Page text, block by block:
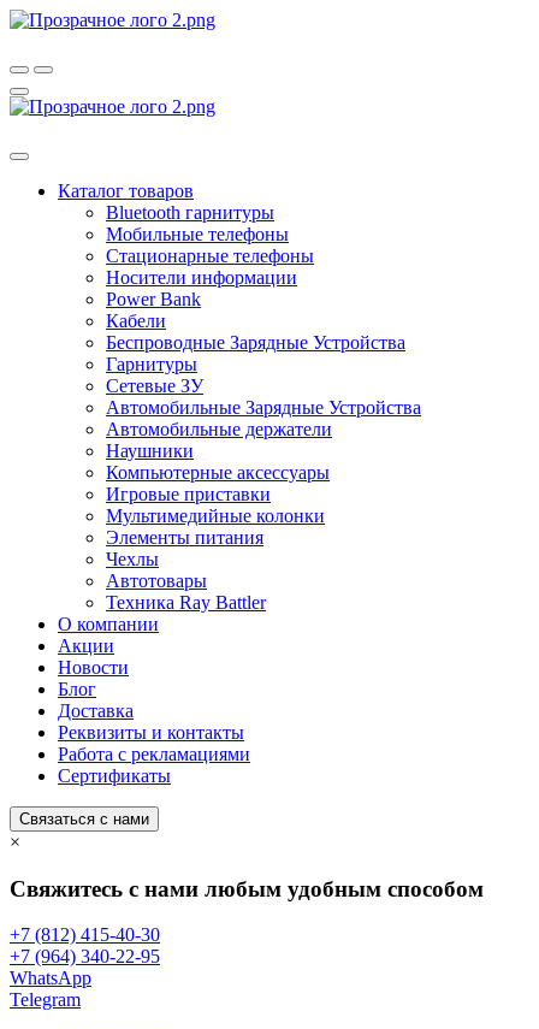
Каталог товаров
Bluetooth гарнитуры
Мобильные телефоны
Стационарные телефоны
Носители информации
Power Bank
Кабели
Беспроводные Зарядные Устройства
Гарнитуры
Сетевые ЗУ
Автомобильные Зарядные Устройства
Автомобильные держатели
Наушники
Компьютерные аксессуары
Игровые приставки
Мультимедийные колонки
Элементы питания
Чехлы
Автотовары
Техника Ray Battler
О компании
Акции
Новости
Блог
Доставка
Реквизиты и контакты
Работа с рекламациями
Сертификаты
Связаться с нами
×
Свяжитесь с нами любым удобным способом
+7 (812) 415-40-30
+7 (964) 340-22-95
WhatsApp
Telegram